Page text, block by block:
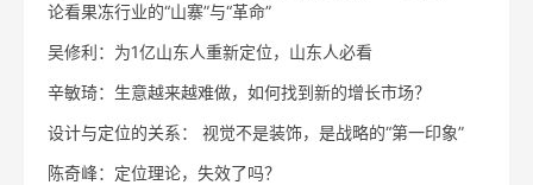
论看果冻行业的“山寨”与“革命”
吴修利：为1亿山东人重新定位，山东人必看
辛敏琦：生意越来越难做，如何找到新的增长市场？
设计与定位的关系： 视觉不是装饰，是战略的“第一印象”
陈奇峰：定位理论，失效了吗？